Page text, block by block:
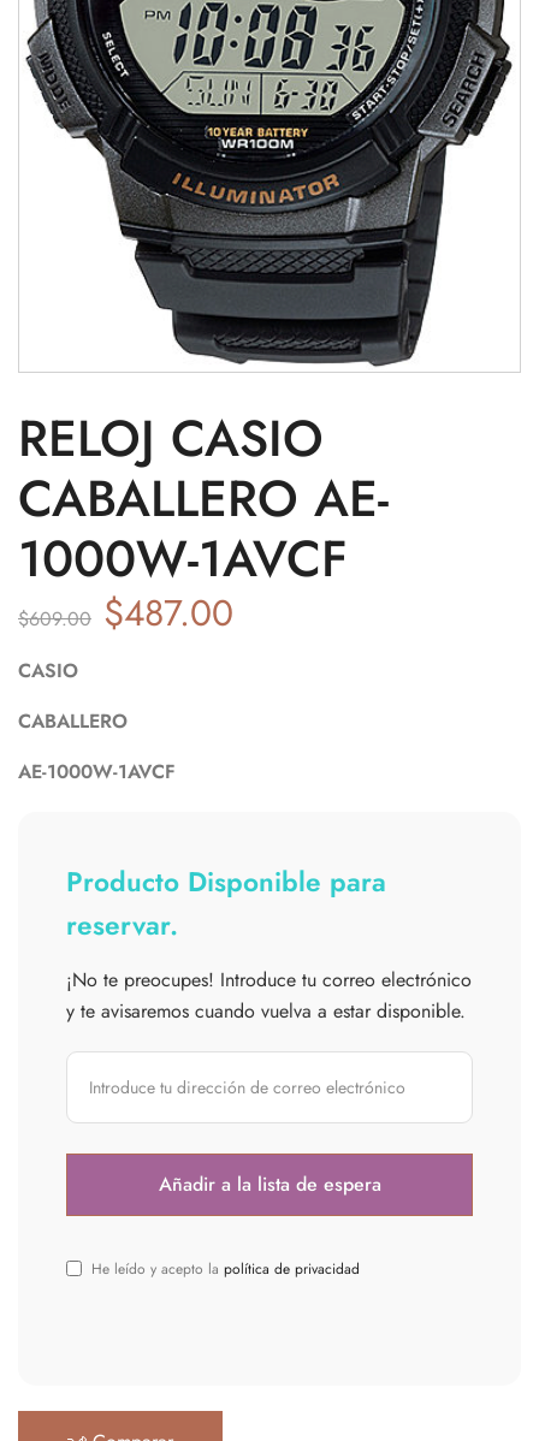
RELOJ CASIO
CABALLERO AE-
1000W-1AVCF
$609.00 $487.00
CASIO
CABALLERO
AE-1000W-1AVCF
Producto Disponible para
reservar.
¡No te preocupes! Introduce tu correo electrónico
y te avisaremos cuando vuelva a estar disponible.
He leído y acepto la política de privacidad